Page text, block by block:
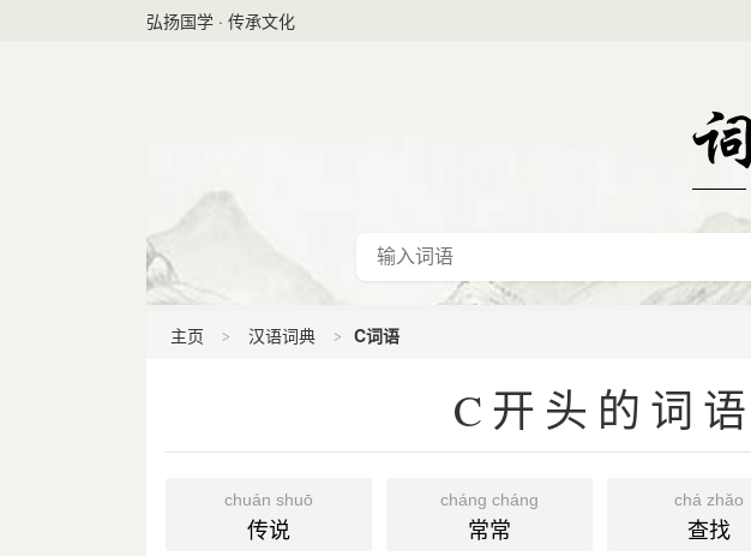
弘扬国学 · 传承文化
主页 汉语词典 C词语
C开头的词语
chuán shuō
传说
cháng cháng
常常
chá zhǎo
查找